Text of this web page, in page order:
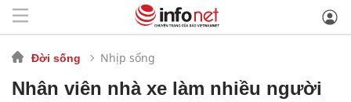
Đời sống Nhịp sống
Nhân viên nhà xe làm nhiều người